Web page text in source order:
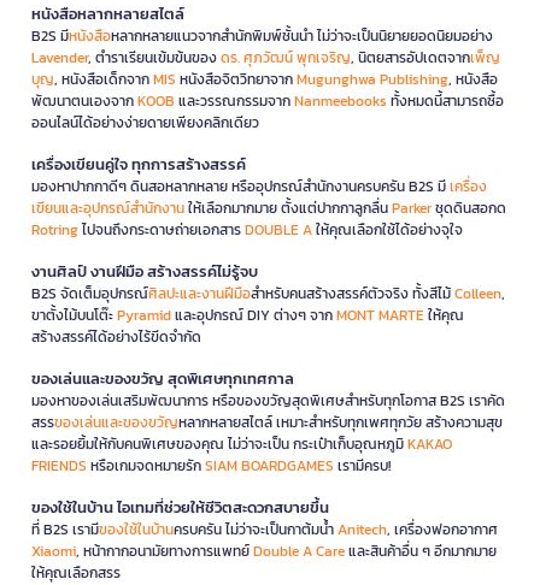
หนังสือหลากหลายสไตล์
B2S มีหนังสือหลากหลายแนวจากสำนักพิมพ์ชั้นนำ ไม่ว่าจะเป็นนิยายยอดนิยมอย่าง
Lavender, ตำราเรียนเข้มข้นของดร. ศุภวัฒน์ พุกเจริญ, นิตยสารอัปเดตจากเพ็ญ
บุญ, หนังสือเด็กจากMIS หนังสือจิตวิทยาจากMugunghwa Publishing, หนังสือ
พัฒนาตนเองจากKOOB และวรรณกรรมจากNanmeebooks ทั้งหมดนี้สามารถซื้อ
ออนไลน์ได้อย่างง่ายดายเพียงคลิกเดียว
เครื่องเขียนคู่ใจ ทุกการสร้างสรรค์
มองหาปากกาดีๆ ดินสอหลากหลาย หรืออุปกรณ์สำนักงานครบครัน B2S มีเครื่อง
เขียนและอุปกรณ์สำนักงานให้เลือกมากมาย ตั้งแต่ปากกาลูกลื่นParkerชุดดินสอกด
Rotringไปจนถึงกระดาษถ่ายเอกสารDOUBLE Aให้คุณเลือกใช้ได้อย่างจุใจ
งานศิลป์ งานฝีมือ สร้างสรรค์ไม่รู้จบ
B2S จัดเต็มอุปกรณ์ศิลปะและงานฝีมือสำหรับคนสร้างสรรค์ตัวจริง ทั้งสีไม้Colleen,
ขาตั้งไม้บนโต๊ะPyramidและอุปกรณ์ DIY ต่างๆ จากMONT MARTEให้คุณ
สร้างสรรค์ได้อย่างไร้ขีดจำกัด
ของเล่นและของขวัญ สุดพิเศษทุกเทศกาล
มองหาของเล่นเสริมพัฒนาการ หรือของขวัญสุดพิเศษสำหรับทุกโอกาส B2S เราคัด
สรรของเล่นและของขวัญหลากหลายสไตล์ เหมาะสำหรับทุกเพศทุกวัย สร้างความสุข
และรอยยิ้มให้กับคนพิเศษของคุณ ไม่ว่าจะเป็น กระเป๋าเก็บอุณหภูมิKAKAO
FRIENDS หรือเกมจดหมายรักSIAM BOARDGAMES เรามีครบ!
ของใช้ในบ้าน ไอเทมที่ช่วยให้ชีวิตสะดวกสบายขึ้น
ที่ B2S เรามีของใช้ในบ้านครบครัน ไม่ว่าจะเป็นกาต้มน้ำAnitech, เครื่องฟอกอากาศ
Xiaomi, หน้ากากอนามัยทางการแพทย์Double A Careและสินค้าอื่น ๆ อีกมากมาย
ให้คุณเลือกสรร